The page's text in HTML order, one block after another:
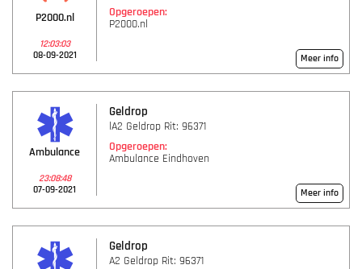
P2000.nl
12:03:03
08-09-2021
Opgeroepen:
P2000.nl
Meer info
Ambulance
23:08:48
07-09-2021
Geldrop
lA2 Geldrop Rit: 96371
Opgeroepen:
Ambulance Eindhoven
Meer info
Geldrop
A2 Geldrop Rit: 96371